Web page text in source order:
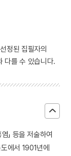
정된 집필자의
다를 수 있습니다.
염」 등을 저술하여
에서 1901년에